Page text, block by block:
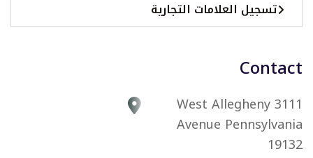
تسجيل العلامات التجارية
Contact
3111 West Allegheny
Avenue Pennsylvania
19132